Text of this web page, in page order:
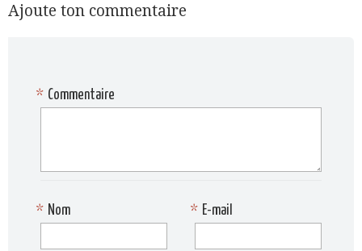
Ajoute ton commentaire
Commentaire
*
Nom
* E-mail
*